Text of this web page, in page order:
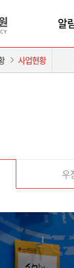
알
사업현황
우